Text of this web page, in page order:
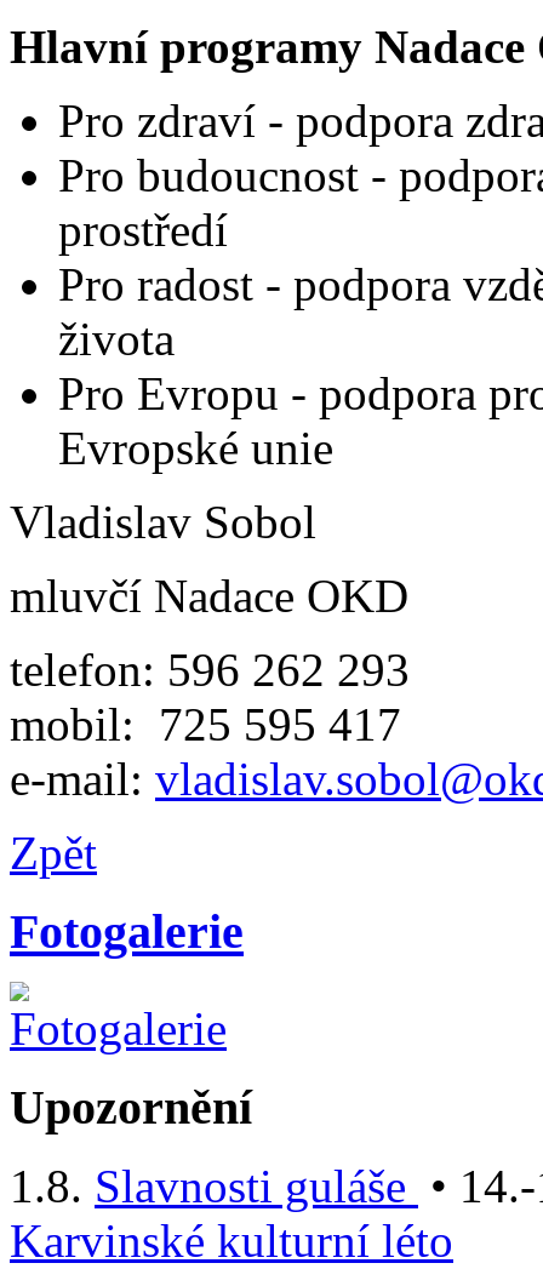
Hlavní programy Nadace
Pro zdraví - podpora
Pro budoucnost -
prostředí
Pro radost - podpora
života
Pro Evropu - podpora
Evropské unie
Vladislav Sobol
mluvčí Nadace OKD
telefon: 596 262 293
mobil: 725 595 417
e-mail:
Zpět
Fotogalerie
Upozornění
1.8. Slavnosti guláše •
Karvinské kulturní léto